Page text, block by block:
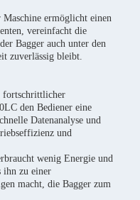
ermöglicht einen
vereinfacht die
Bagger auch unter den
zuverlässig bleibt.
fortschrittlicher
den Bediener eine
Datenanalyse und
und
wenig Energie und
ihn zu einer
macht, die Bagger zum